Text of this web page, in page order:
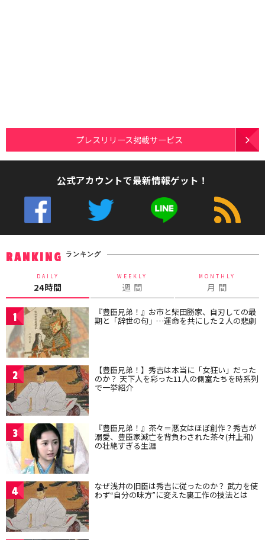
プレスリリース掲載サービス
公式アカウントで最新情報ゲット！
RANKING ランキング
DAILY
24時間
WEEKLY
週 間
MONTHLY
月 間
1 『豊臣兄弟！』お市と柴田勝家、自刃しての最
期と「辞世の句」…運命を共にした２人の悲劇
2 【豊臣兄弟！】秀吉は本当に「女狂い」だった
のか？ 天下人を彩った11人の側室たちを時系列
で一挙紹介
3 『豊臣兄弟！』茶々＝悪女はほぼ創作？秀吉が
溺愛、豊臣家滅亡を背負わされた茶々(井上和)
の壮絶すぎる生涯
4 なぜ浅井の旧臣は秀吉に従ったのか？ 武力を使
わず“自分の味方”に変えた裏工作の技法とは